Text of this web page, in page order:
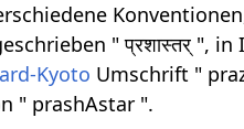
" प्रशास्तर् ",
Kyoto Umschrift "
" prashAstar ".